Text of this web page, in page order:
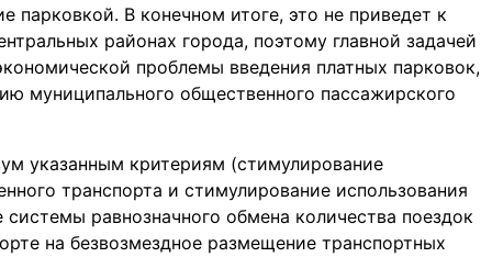
парковкой. В конечном итоге, это не приведет к
районах города, поэтому главной задачей
проблемы введения платных парковок,
муниципального общественного пассажирского
указанным критериям (стимулирование
транспорта и стимулирование использования
равнозначного обмена количества поездок
на безвозмездное размещение транспортных